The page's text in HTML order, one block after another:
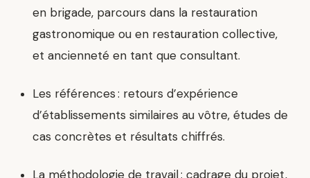
en brigade, parcours dans la restauration
gastronomique ou en restauration collective,
et ancienneté en tant que consultant.
Les références: retours d’expérience
d’établissements similaires au vôtre, études de
cas concrètes et résultats chiffrés.
La méthodologie de travail: cadrage du projet,